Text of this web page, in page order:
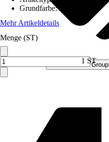
Verkauf durch: Procommerce Group
Grundfarbe:Anthrazit
Mehr Artikeldetails
Menge (ST)
1 ST